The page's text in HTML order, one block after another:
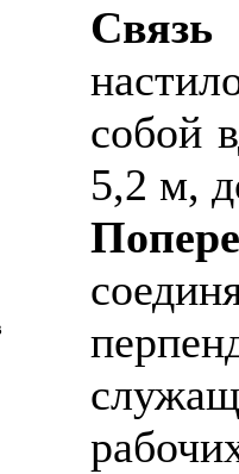
Связь
собой
5,2 м,